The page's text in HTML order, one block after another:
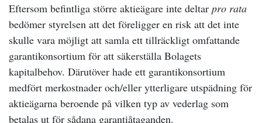
Eftersom befintliga större aktieägare inte deltar pro rata
bedömer styrelsen att det föreligger en risk att det inte
skulle vara möjligt att samla ett tillräckligt omfattande
garantikonsortium för att säkerställa Bolagets
kapitalbehov. Därutöver hade ett garantikonsortium
medfört merkostnader och/eller ytterligare utspädning för
aktieägarna beroende på vilken typ av vederlag som
betalas ut för sådana garantiåtaganden.